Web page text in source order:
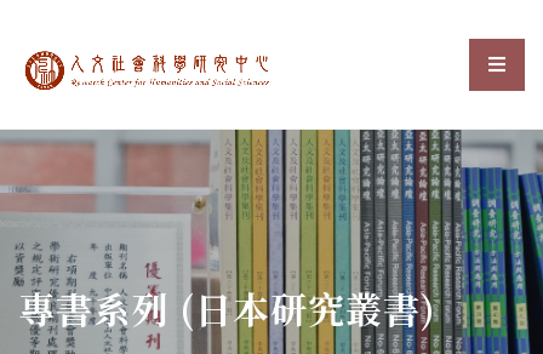
中央研究院人文社會科選
:::
專書系列 (日本研究叢書)